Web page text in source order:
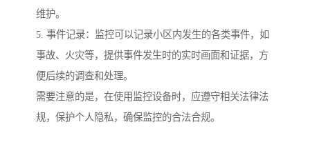
维护。
5. 事件记录：监控可以记录小区内发生的各类事件，如
事故、火灾等，提供事件发生时的实时画面和证据，方
便后续的调查和处理。
需要注意的是，在使用监控设备时，应遵守相关法律法
规，保护个人隐私，确保监控的合法合规。